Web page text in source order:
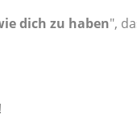
dich zu haben",